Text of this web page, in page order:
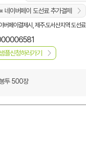
※ 네이버페이 도선료 추가결제
버페이결제시, 제주.도서산지역 도선
샘플신청하러가기
투 500장